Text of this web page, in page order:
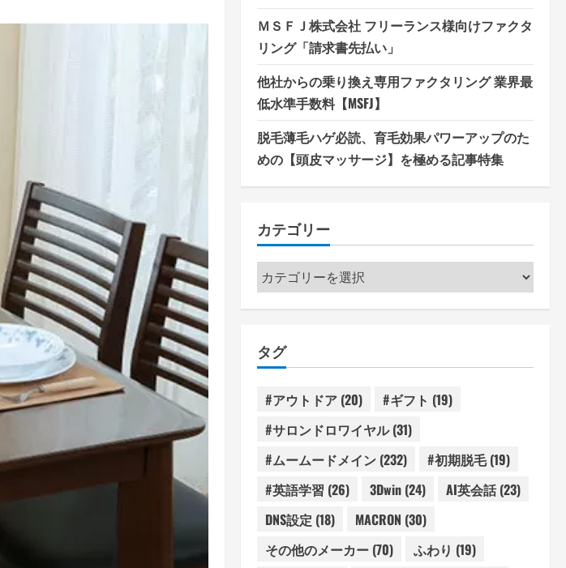
ＭＳＦＪ株式会社 フリーランス様向けファクタ
リング「請求書先払い」
他社からの乗り換え専用ファクタリング 業界最
低水準手数料【MSFJ】
脱毛薄毛ハゲ必読、育毛効果パワーアップのた
めの【頭皮マッサージ】を極める記事特集
カテゴリー
カ
テ
ー
タグ
#アウトドア(20) #ギフト (19)
#サロンドロワイヤル(31)
#ムームードメイン(232) #初期脱毛(19)
#英語学習 (26) 3Dwin(24) AI英会話(23)
DNS設定 (18) MACRON (30)
その他のメーカー(70) ふわり (19)